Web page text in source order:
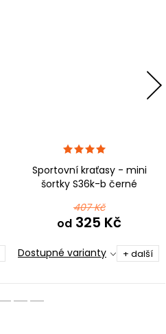
Sportovní kraťasy - mini
šortky S36k-b černé
407 Kč
od 325 Kč
Dostupné varianty + další